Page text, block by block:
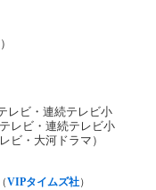
レビ・連続テレビ小
レビ・連続テレビ小
ビ・大河ドラマ）
VIPタイムズ社）